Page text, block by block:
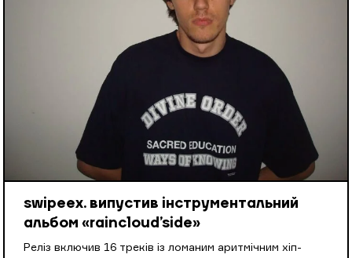
swipeex. випустив інструментальний
альбом «raincloud’side»
Реліз включив 16 треків із ломаним аритмічним хіп-